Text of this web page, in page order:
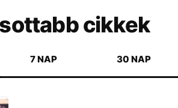
cikkek
7 NAP 30 NAP